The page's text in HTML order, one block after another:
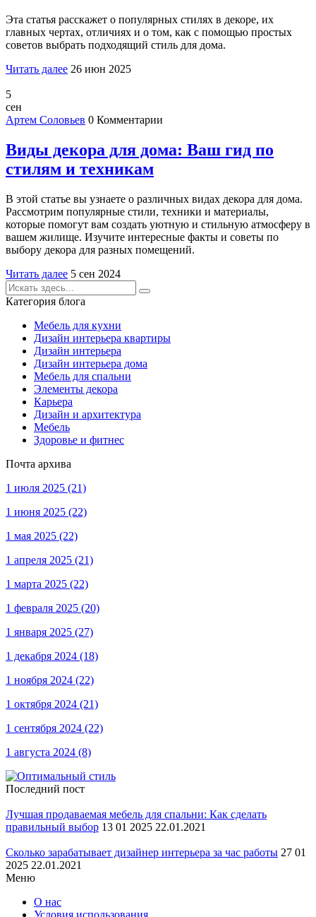
Эта статья расскажет о популярных стилях в декоре, их
главных чертах, отличиях и о том, как с помощью простых
советов выбрать подходящий стиль для дома.
Читать далее 26 июн 2025
5
сен
Артем Соловьев 0 Комментарии
Виды декора для дома: Ваш гид по
стилям и техникам
В этой статье вы узнаете о различных видах декора для дома.
Рассмотрим популярные стили, техники и материалы,
которые помогут вам создать уютную и стильную атмосферу в
вашем жилище. Изучите интересные факты и советы по
выбору декора для разных помещений.
Читать далее 5 сен 2024
Категория блога
Мебель для кухни
Дизайн интерьера квартиры
Дизайн интерьера
Дизайн интерьера дома
Мебель для спальни
Элементы декора
Карьера
Дизайн и архитектура
Мебель
Здоровье и фитнес
Почта архива
1 июля 2025 (21)
1 июня 2025 (22)
1 мая 2025 (22)
1 апреля 2025 (21)
1 марта 2025 (22)
1 февраля 2025 (20)
1 января 2025 (27)
1 декабря 2024 (18)
1 ноября 2024 (22)
1 октября 2024 (21)
1 сентября 2024 (22)
1 августа 2024 (8)
Последний пост
Лучшая продаваемая мебель для спальни: Как сделать
правильный выбор 13 01 2025 22.01.2021
Сколько зарабатывает дизайнер интерьера за час работы 27 01
2025 22.01.2021
Меню
О нас
Условия использования